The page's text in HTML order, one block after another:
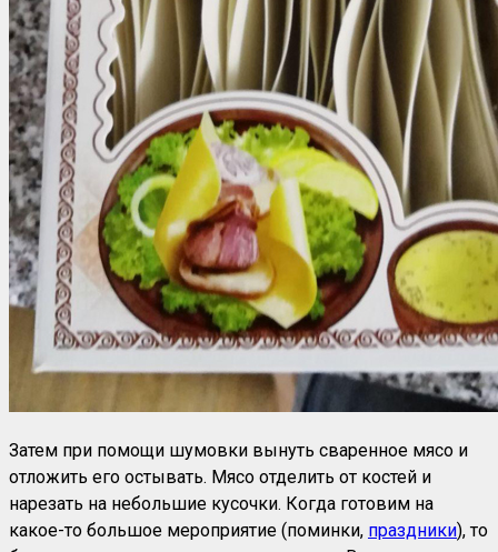
Затем при помощи шумовки вынуть сваренное мясо и
отложить его остывать. Мясо отделить от костей и
нарезать на небольшие кусочки. Когда готовим на
какое-то большое мероприятие (поминки, праздники), то